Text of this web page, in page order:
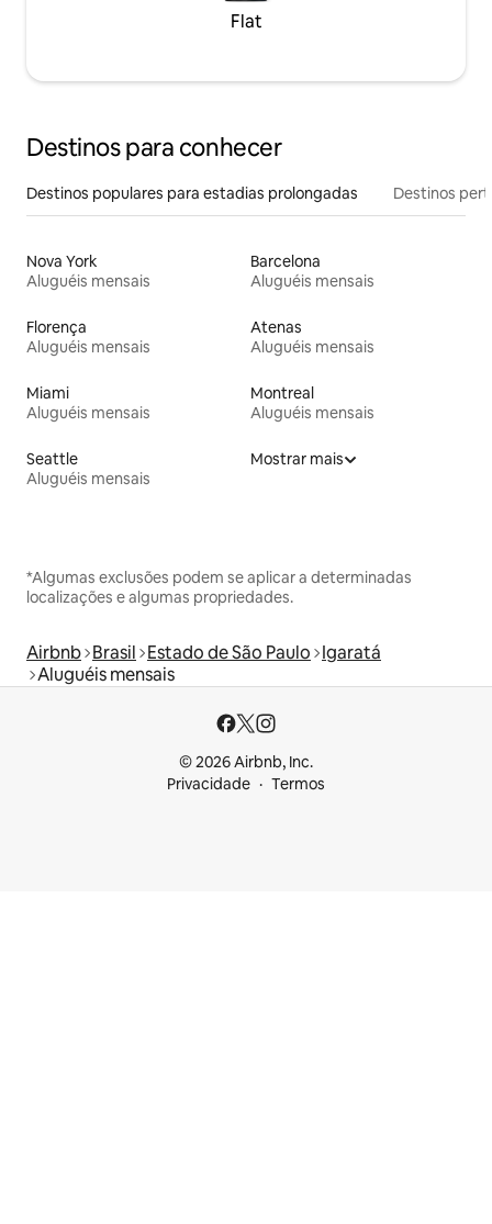
Flat
Destinos para conhecer
Destinos populares para estadias prolongadas Destinos
Nova York
Aluguéis mensais
Barcelona
Aluguéis mensais
Florença
Aluguéis mensais
Atenas
Aluguéis mensais
Miami
Aluguéis mensais
Montreal
Aluguéis mensais
Seattle
Aluguéis mensais
Mostrar mais
*Algumas exclusões podem se aplicar a determinadas
localizações e algumas propriedades.
Airbnb Brasil Estado de São Paulo Igaratá
Aluguéis mensais
© 2026 Airbnb, Inc.
Privacidade
Termos